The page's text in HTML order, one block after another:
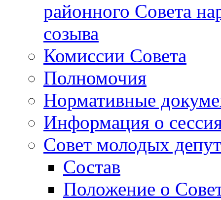
районного Совета
созыва
Комиссии Совета
Полномочия
Нормативные
Информация о
Совет молодых
Состав
Положение о